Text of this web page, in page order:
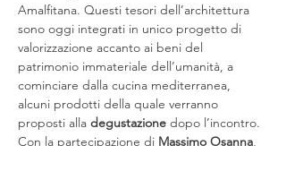
Amalfitana. Questi tesori dell’architettura
sono oggi integrati in unico progetto di
valorizzazione accanto ai beni del
patrimonio immateriale dell’umanità, a
cominciare dalla cucina mediterranea,
alcuni prodotti della quale verranno
proposti alla degustazione dopo l’incontro.
Con la partecipazione di Massimo Osanna,